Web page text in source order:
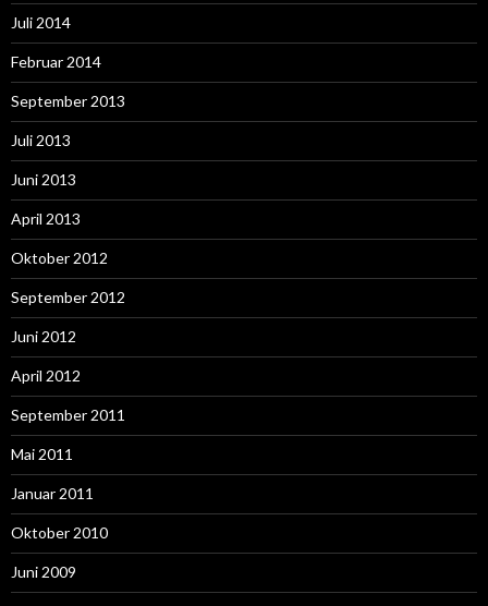
Juli 2014
Februar 2014
September 2013
Juli 2013
Juni 2013
April 2013
Oktober 2012
September 2012
Juni 2012
April 2012
September 2011
Mai 2011
Januar 2011
Oktober 2010
Juni 2009